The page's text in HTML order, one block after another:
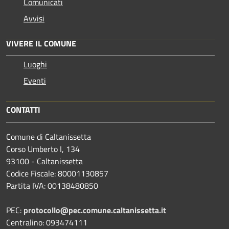
Avvisi
VIVERE IL COMUNE
Luoghi
Eventi
CONTATTI
Comune di Caltanissetta
Corso Umberto I, 134
93100 - Caltanissetta
Codice Fiscale: 80001130857
Partita IVA: 00138480850
PEC: protocollo@pec.comune.caltanissetta.it
Centralino: 093474111